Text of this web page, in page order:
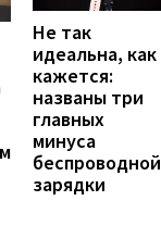
Не так
идеальна, как
кажется:
названы три
главных
минуса
беспроводной
зарядки